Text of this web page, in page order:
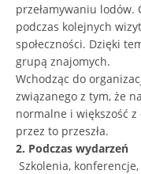
przełamywaniu lodów.
podczas kolejnych
społeczności. Dzięki
grupą znajomych.
Wchodząc do
związanego z tym, że
normalne i większość
przez to przeszła.
2. Podczas wydarzeń
Szkolenia,